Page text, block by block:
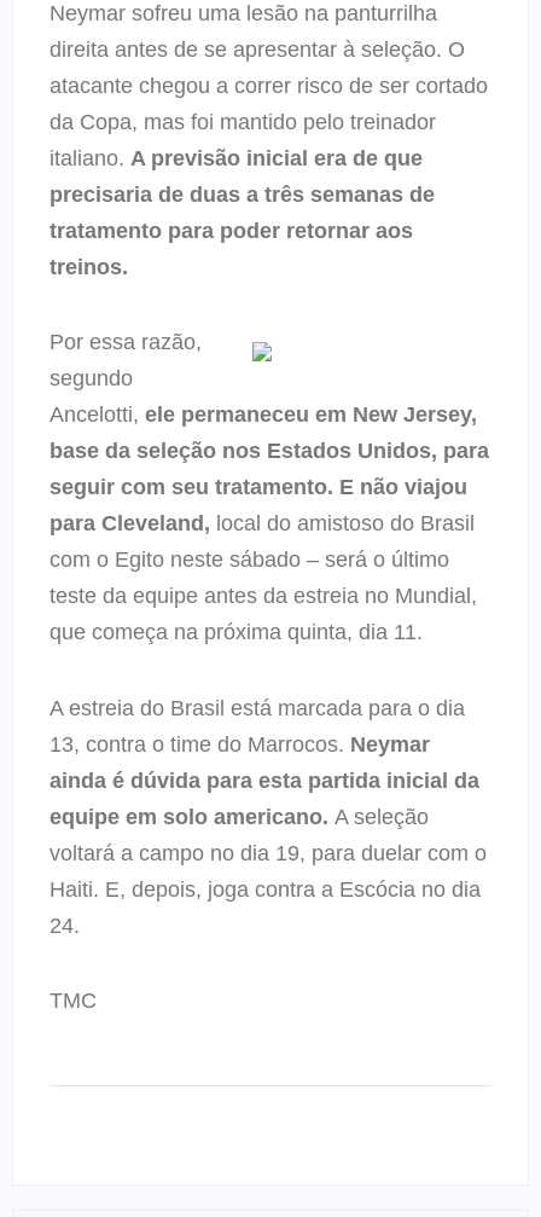
Neymar sofreu uma lesão na panturrilha
direita antes de se apresentar à seleção. O
atacante chegou a correr risco de ser cortado
da Copa, mas foi mantido pelo treinador
italiano. A previsão inicial era de que
precisaria de duas a três semanas de
tratamento para poder retornar aos
treinos.
Por essa razão,
segundo
Ancelotti, ele permaneceu em New Jersey,
base da seleção nos Estados Unidos, para
seguir com seu tratamento. E não viajou
para Cleveland, local do amistoso do Brasil
com o Egito neste sábado – será o último
teste da equipe antes da estreia no Mundial,
que começa na próxima quinta, dia 11.
A estreia do Brasil está marcada para o dia
13, contra o time do Marrocos. Neymar
ainda é dúvida para esta partida inicial da
equipe em solo americano. A seleção
voltará a campo no dia 19, para duelar com o
Haiti. E, depois, joga contra a Escócia no dia
24.
TMC